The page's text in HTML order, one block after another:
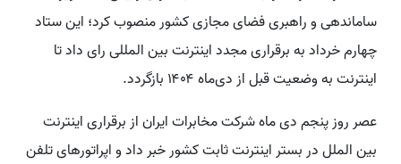
ساماندهی و راهبری فضای مجازی کشور منصوب کرد؛ این ستاد
چهارم خرداد به برقراری مجدد اینترنت بین المللی رای داد تا
اینترنت به وضعیت قبل از دی‌ماه ۱۴۰۴ بازگردد.
عصر روز پنجم دی ماه شرکت مخابرات ایران از برقراری اینترنت
بین الملل در بستر اینترنت ثابت کشور خبر داد و اپراتورهای تلفن